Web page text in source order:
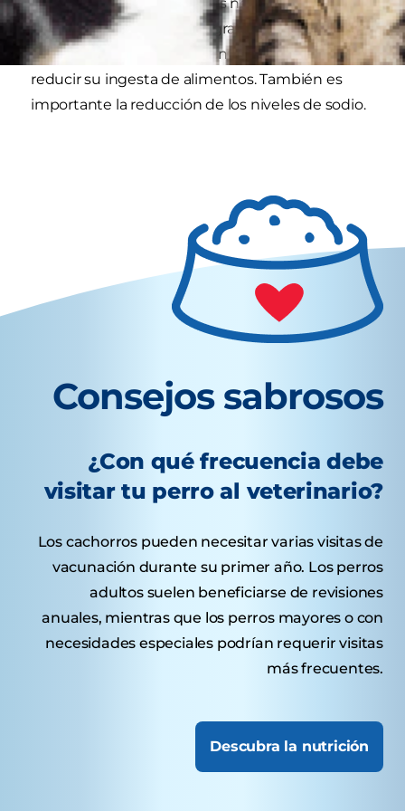
alimento que sea bajo en grasa y calorías y alto
en fibra para ayudarles a sentirse llenos sin
reducir su ingesta de alimentos. También es
importante la reducción de los niveles de sodio.
Consejos sabrosos
¿Con qué frecuencia debe
visitar tu perro al veterinario?
Los cachorros pueden necesitar varias visitas de
vacunación durante su primer año. Los perros
adultos suelen beneficiarse de revisiones
anuales, mientras que los perros mayores o con
necesidades especiales podrían requerir visitas
más frecuentes.
Descubra la nutrición